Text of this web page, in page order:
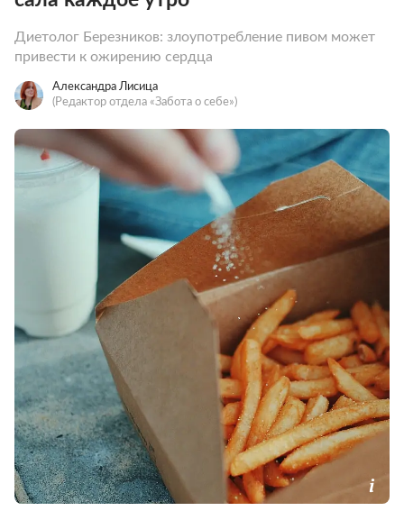
Диетолог Березников: злоупотребление пивом может
привести к ожирению сердца
Александра Лисица
(Редактор отдела «Забота о себе»)